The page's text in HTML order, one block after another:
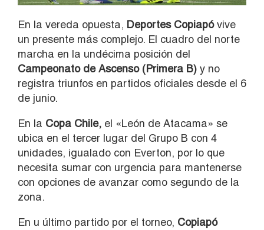
En la vereda opuesta, Deportes Copiapóvive
un presente más complejo. El cuadro del norte
marcha en la undécima posición del
Campeonato de Ascenso (Primera B) y no
registra triunfos en partidos oficiales desde el 6
de junio.
En la Copa Chile, el «León de Atacama» se
ubica en el tercer lugar del Grupo B con 4
unidades, igualado con Everton, por lo que
necesita sumar con urgencia para mantenerse
con opciones de avanzar como segundo de la
zona.
En u último partido por el torneo, Copiapó